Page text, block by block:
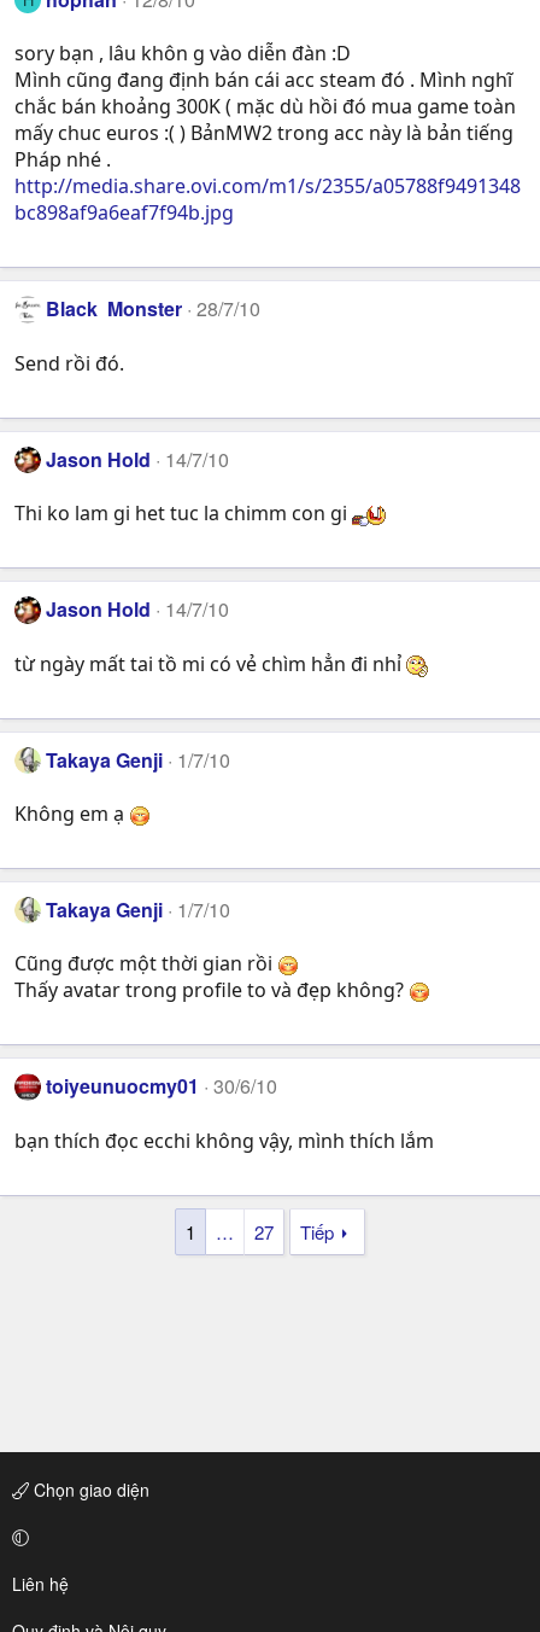
sory bạn , lâu khôn g vào diễn đàn :D
Mình cũng đang định bán cái acc steam đó . Mình nghĩ
chắc bán khoảng 300K ( mặc dù hồi đó mua game toàn
mấy chuc euros :( ) BảnMW2 trong acc này là bản tiếng
Pháp nhé .
http://media.share.ovi.com/m1/s/2355/a05788f9491348
bc898af9a6eaf7f94b.jpg
Black Monster 28/7/10
Send rồi đó.
Jason Hold 14/7/10
Thi ko lam gi het tuc la chimm con gi
Jason Hold 14/7/10
từ ngày mất tai tồ mi có vẻ chìm hẳn đi nhỉ
Takaya Genji 1/7/10
Không em ạ
Takaya Genji 1/7/10
Cũng được một thời gian rồi
Thấy avatar trong profile to và đẹp không?
toiyeunuocmy01 30/6/10
bạn thích đọc ecchi không vậy, mình thích lắm
1 … 27 Tiếp
Chọn giao diện
Liên hệ